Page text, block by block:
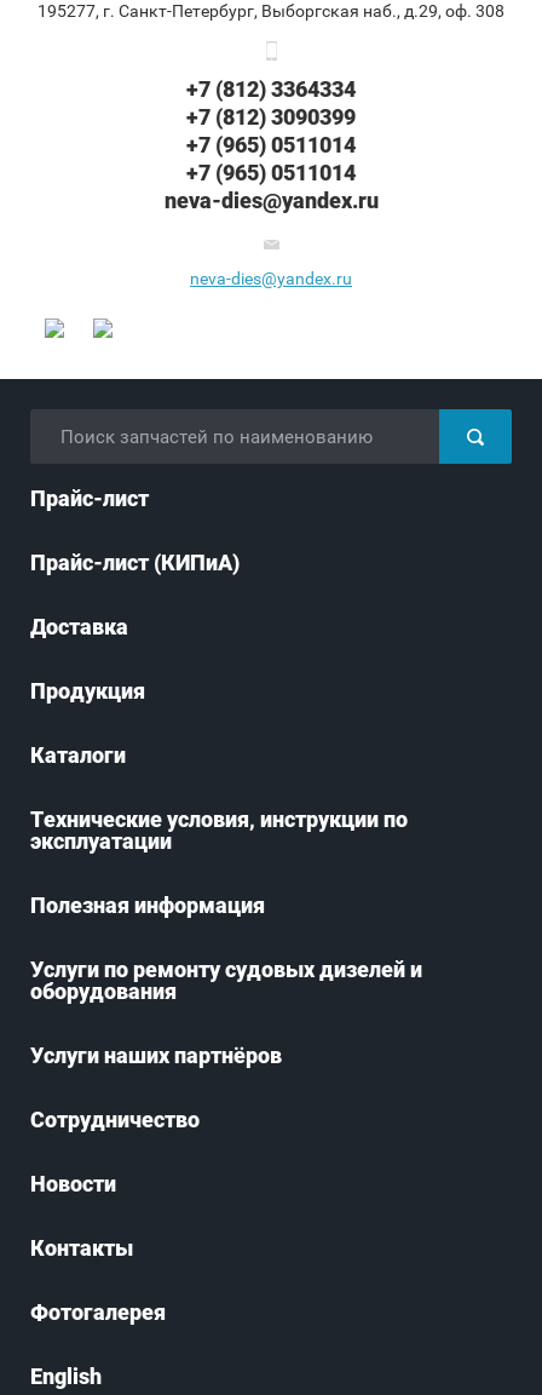
195277, г. Санкт-Петербург, Выборгская наб., д.29, оф. 308
+7 (812) 3364334
+7 (812) 3090399
+7 (965) 0511014
+7 (965) 0511014
neva-dies@yandex.ru
neva-dies@yandex.ru
Прайс-лист
Прайс-лист (КИПиА)
Доставка
Продукция
Каталоги
Технические условия, инструкции по
эксплуатации
Полезная информация
Услуги по ремонту судовых дизелей и
оборудования
Услуги наших партнёров
Сотрудничество
Новости
Контакты
Фотогалерея
English